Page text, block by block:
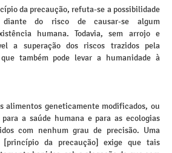
da precaução, refuta-se a possibilidade
do risco de causar-se algum
humana. Todavia, sem arrojo e
a superação dos riscos trazidos pela
também pode levar a humanidade à
alimentos geneticamente modificados, ou
a saúde humana e para as ecologias
com nenhum grau de precisão. Uma
da precaução] exige que tais